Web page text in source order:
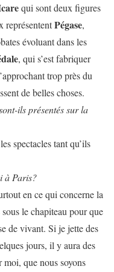
qui sont deux figures
représententPégase,
évoluant dans les
, qui s’est fabriquer
trop près du
de belles choses.
ils présentés sur la
spectacles tant qu’ils
à Paris?
en ce qui concerne la
le chapiteau pour que
de vivant. Si je jette des
jours, il y aura des
moi, que nous soyons